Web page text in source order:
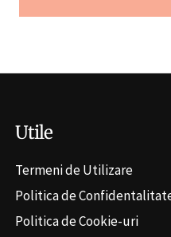
Utile
Termeni de Utilizare
Politica de
Politica de Cookie-uri